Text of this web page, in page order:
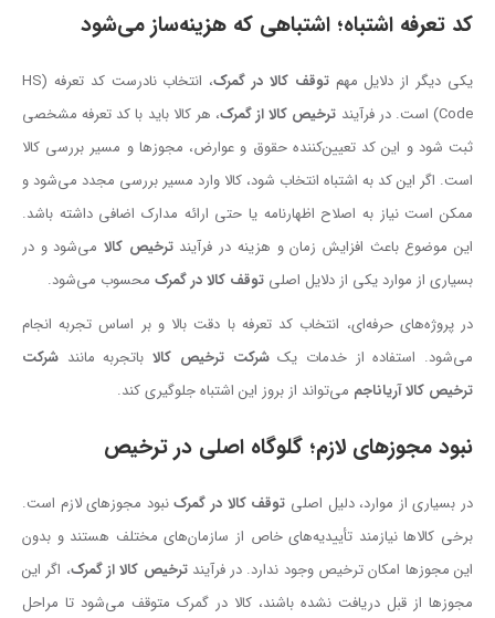
کد تعرفه اشتباه؛ اشتباهی که هزینه‌ساز می‌شود
یکی دیگر از دلایل مهمتوقف کالا در گمرک
، انتخاب نادرست کد تعرفه (HS
Code) است. در فرآیند
ترخیص کالا از گمرک، هر کالا باید با کد تعرفه مشخصی
ثبت شود و این کد تعیین‌کننده حقوق و عوارض، مجوزها و مسیر بررسی کالا
است. اگر این کد به اشتباه انتخاب شود، کالا وارد مسیر بررسی مجدد می‌شود و
ممکن است نیاز به اصلاح اظهارنامه یا حتی ارائه مدارک اضافی داشته باشد.
این موضوع باعث افزایش زمان و هزینه در فرآیندترخیص کالامی‌شود و در
بسیاری از موارد یکی از دلایل اصلی توقف کالا در گمرک محسوب می‌شود.
در پروژه‌های حرفه‌ای، انتخاب کد تعرفه با دقت بالا و بر اساس تجربه انجام
می‌شود. استفاده از خدمات یکشرکت ترخیص کالاباتجربه مانند شرکت
ترخیص کالا آریاناجم می‌تواند از بروز این اشتباه جلوگیری کند.
نبود مجوزهای لازم؛ گلوگاه اصلی در ترخیص
در بسیاری از موارد، دلیل اصلی توقف کالا در گمرکنبود مجوزهای لازم است.
برخی کالاها نیازمند تأییدیه‌های خاص از سازمان‌های مختلف هستند و بدون
این مجوزها امکان ترخیص وجود ندارد. در فرآیندترخیص کالا از گمرک، اگر این
مجوزها از قبل دریافت نشده باشند، کالا در گمرک متوقف می‌شود تا مراحل